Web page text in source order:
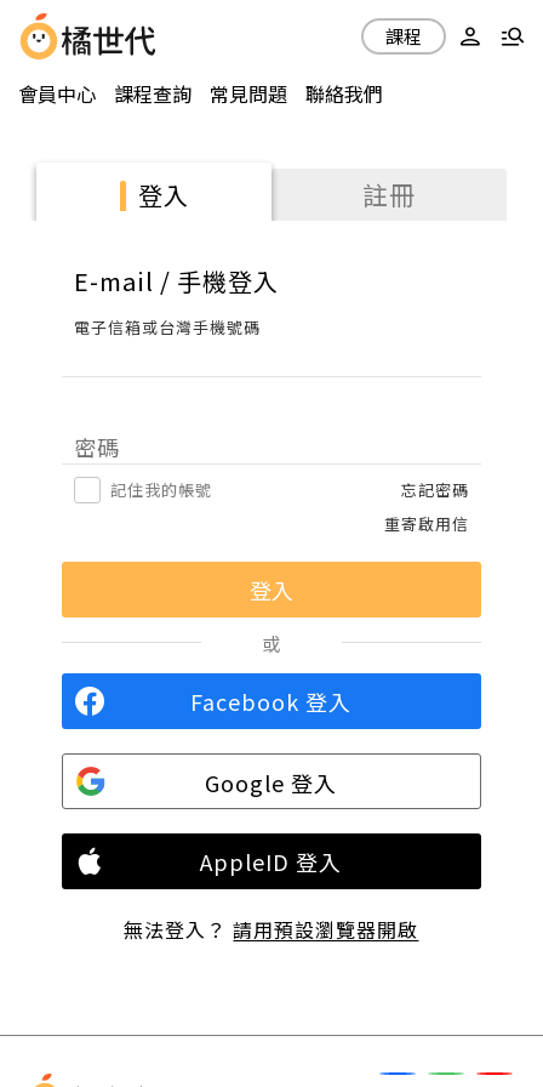
會員中心 課程查詢 常見問題 聯絡我們
課程
登入 註冊
E-mail / 手機登入
電子信箱或台灣手機號碼
密碼
記住我的帳號
忘記密碼
重寄啟用信
或
Facebook 登入
Google 登入
AppleID 登入
無法登入？請用預設瀏覽器開啟